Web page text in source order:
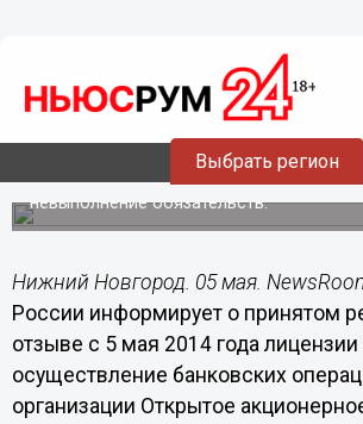
Выбрать регион
05.05.201409:30
Центробанк России
у Первого
Лицензия отозвана за высокорисковую
невыполнение обязательств.
Нижний Новгород. 05 мая.
России информирует о принятом
отзыве с 5 мая 2014 года лицензии
осуществление банковских
организации Открытое